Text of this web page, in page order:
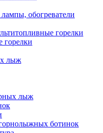
обогреватели
горелки
горелки
лыж
лыж
ботинок